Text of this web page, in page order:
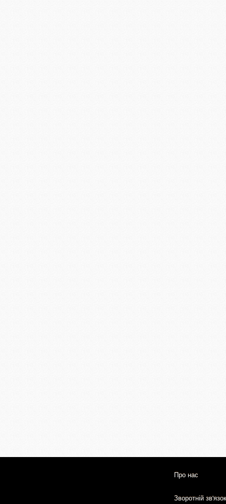
Про нас
Зворотній зв'язок